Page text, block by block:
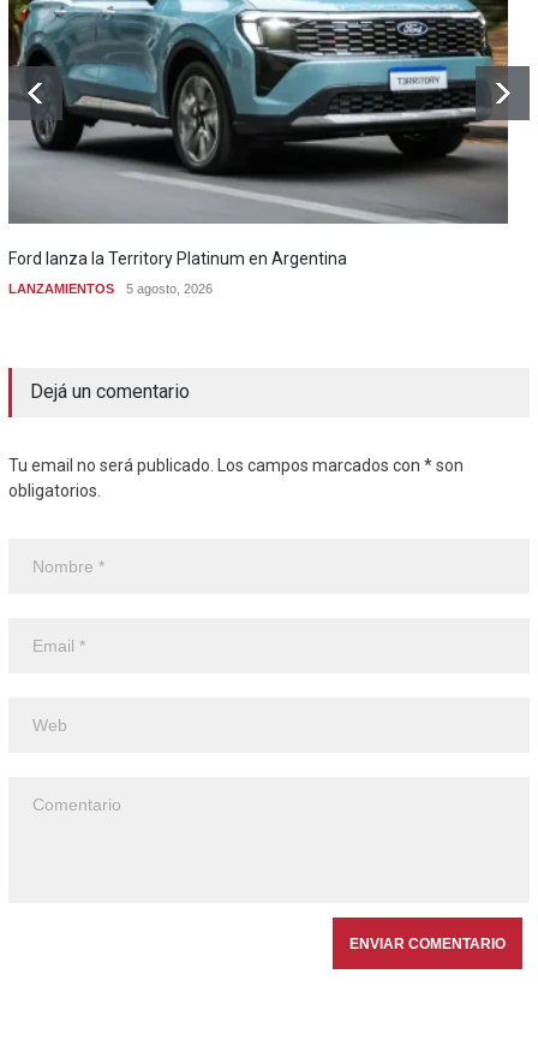
Ford lanza la Territory Platinum en Argentina
LANZAMIENTOS 5 agosto, 2026
Dejá un comentario
Tu email no será publicado. Los campos marcados con * son
obligatorios.